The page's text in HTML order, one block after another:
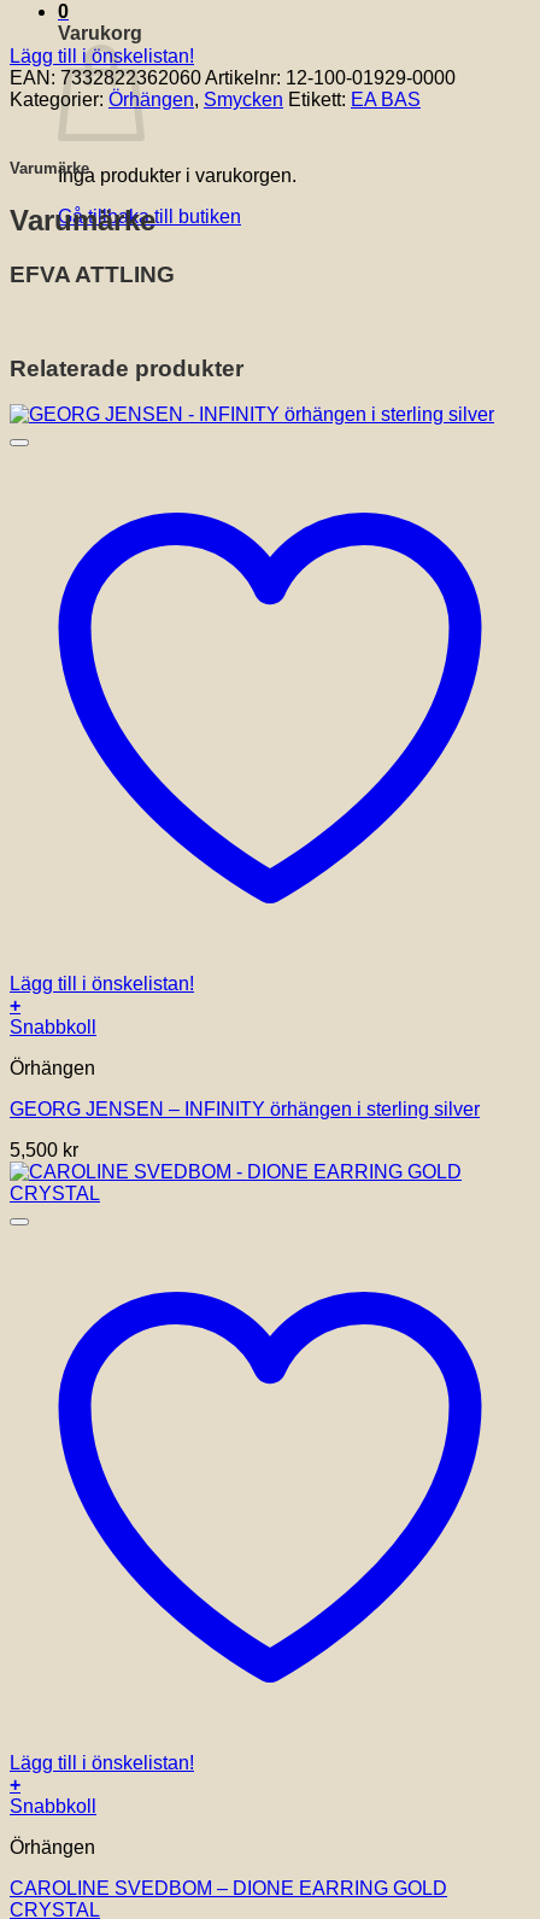
0
Varukorg
Inga produkter i varukorgen.
Gå tillbaka till butiken
Lägg till i önskelistan!
EAN: 7332822362060Artikelnr: 12-100-01929-0000
Kategorier: Örhängen, Smycken Etikett: EA BAS
Varumärke
Varumärke
EFVA ATTLING
Relaterade produkter
Lägg till i önskelistan!
+
Snabbkoll
Örhängen
GEORG JENSEN – INFINITY örhängen i sterling silver
5,500 kr
Lägg till i önskelistan!
+
Snabbkoll
Örhängen
CAROLINE SVEDBOM – DIONE EARRING GOLD
CRYSTAL